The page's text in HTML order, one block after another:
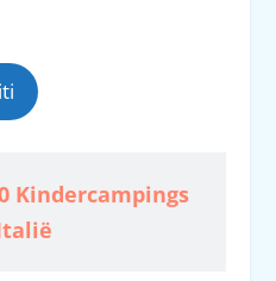
Kindercampings